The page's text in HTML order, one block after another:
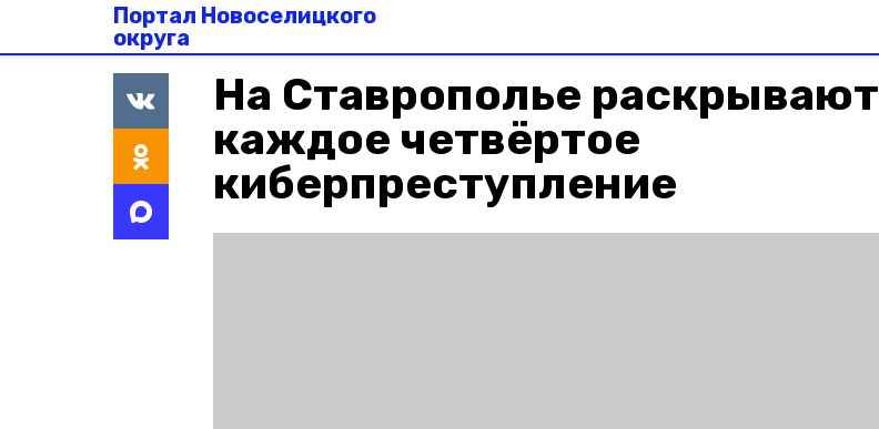
Портал Новоселицкого
округа
На Ставрополье раскрывают
каждое четвёртое
киберпреступление